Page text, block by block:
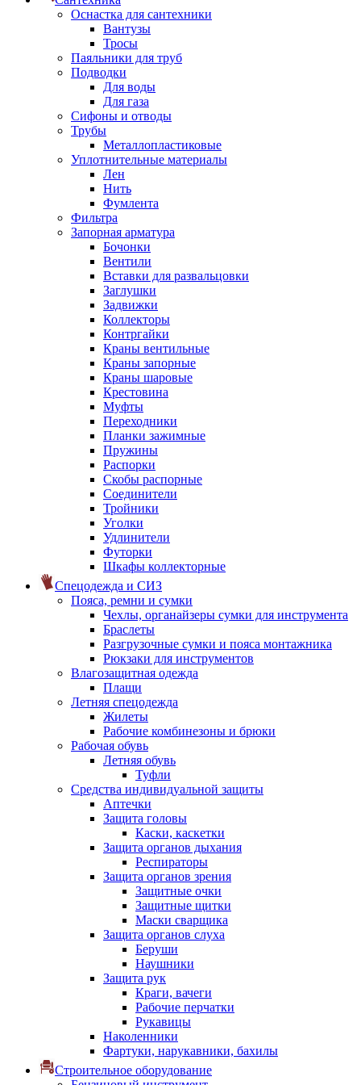
Оснастка для сантехники
Вантузы
Тросы
Паяльники для труб
Подводки
Для воды
Для газа
Сифоны и отводы
Трубы
Металлопластиковые
Уплотнительные материалы
Лен
Нить
Фумлента
Фильтра
Запорная арматура
Бочонки
Вентили
Вставки для развальцовки
Заглушки
Задвижки
Коллекторы
Контргайки
Краны вентильные
Краны запорные
Краны шаровые
Крестовина
Муфты
Переходники
Планки зажимные
Пружины
Распорки
Скобы распорные
Соединители
Тройники
Уголки
Удлинители
Футорки
Шкафы коллекторные
Спецодежда и СИЗ
Пояса, ремни и сумки
Чехлы, органайзеры сумки для инструмента
Браслеты
Разгрузочные сумки и пояса монтажника
Рюкзаки для инструментов
Влагозащитная одежда
Плащи
Летняя спецодежда
Жилеты
Рабочие комбинезоны и брюки
Рабочая обувь
Летняя обувь
Туфли
Средства индивидуальной защиты
Аптечки
Защита головы
Каски, каскетки
Защита органов дыхания
Респираторы
Защита органов зрения
Защитные очки
Защитные щитки
Маски сварщика
Защита органов слуха
Беруши
Наушники
Защита рук
Краги, вачеги
Рабочие перчатки
Рукавицы
Наколенники
Фартуки, нарукавники, бахилы
Строительное оборудование